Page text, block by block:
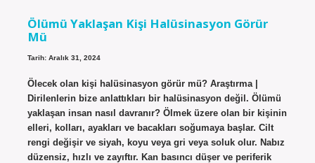
Ölümü Yaklaşan Kişi Halüsinasyon Görür
Mü
Tarih: Aralık 31, 2024
Ölecek olan kişi halüsinasyon görür mü? Araştırma |
Dirilenlerin bize anlattıkları bir halüsinasyon değil. Ölümü
yaklaşan insan nasıl davranır? Ölmek üzere olan bir kişinin
elleri, kolları, ayakları ve bacakları soğumaya başlar. Cilt
rengi değişir ve siyah, koyu veya gri veya soluk olur. Nabız
düzensiz, hızlı ve zayıftır. Kan basıncı düşer ve periferik